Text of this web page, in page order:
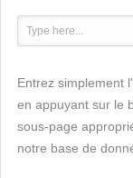
Entrez simplement
en appuyant sur le
sous-page
notre base de